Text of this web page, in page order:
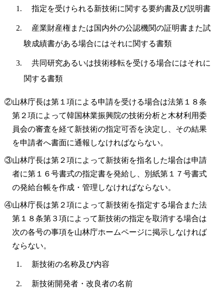
指定を受けられる新技術に関する要約書及び説明書
産業財産権または国内外の公認機関の証明書また試
験成績書がある場合にはそれに関する書類
共同研究あるいは技術移転を受ける場合にはそれに
関する書類
②山林庁長は第１項による申請を受ける場合は法第１８条
第２項によって韓国林業振興院の技術分析と木材利用委
員会の審査を経て新技術の指定可否を決定し、その結果
を申請者へ書面に通報しなければならない。
③山林庁長は第２項によって新技術を指名した場合は申請
者に第１６号書式の指定書を発給し、別紙第１７号書式
の発給台帳を作成・管理しなければならない。
④山林庁長は第２項によって新技術を指定する場合また法
第１８条第３項によって新技術の指定を取消する場合は
次の各号の事項を山林庁ホームページに掲示しなければ
ならない。
新技術の名称及び内容
新技術開発者・改良者の名前